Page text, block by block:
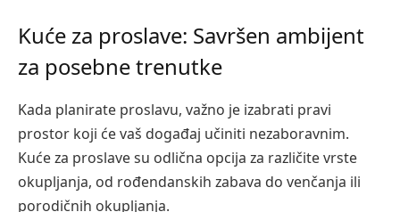
Kuće za proslave: Savršen ambijent
za posebne trenutke
Kada planirate proslavu, važno je izabrati pravi
prostor koji će vaš događaj učiniti nezaboravnim.
Kuće za proslave su odlična opcija za različite vrste
okupljanja, od rođendanskih zabava do venčanja ili
porodičnih okupljanja.